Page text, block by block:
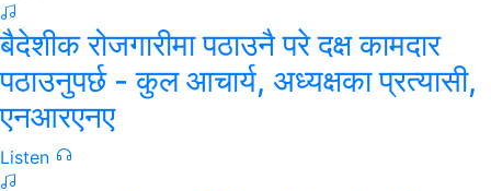
बैदेशीक रोजगारीमा पठाउनै परे दक्ष कामदार
पठाउनुपर्छ - कुल आचार्य, अध्यक्षका प्रत्यासी,
एनआरएनए
Listen